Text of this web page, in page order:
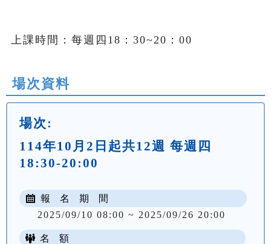
上課時間：每週四18：30~20：00
場次資料
場次:
114年10月2日起共12週 每週四
18:30-20:00
報 名 期 間
2025/09/10 08:00 ~ 2025/09/26 20:00
名 額